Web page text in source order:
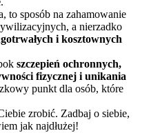
to sposób na zahamowanie
a nierzadko
i kosztownych
szczepień ochronnych,
fizycznej i unikania
punkt dla osób, które
zrobić. Zadbaj o siebie,
jak najdłużej!